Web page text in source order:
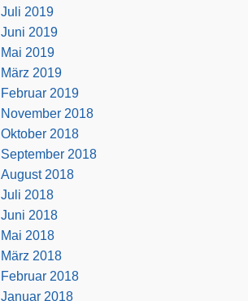
Juli 2019
Juni 2019
Mai 2019
März 2019
Februar 2019
November 2018
Oktober 2018
September 2018
August 2018
Juli 2018
Juni 2018
Mai 2018
März 2018
Februar 2018
Januar 2018